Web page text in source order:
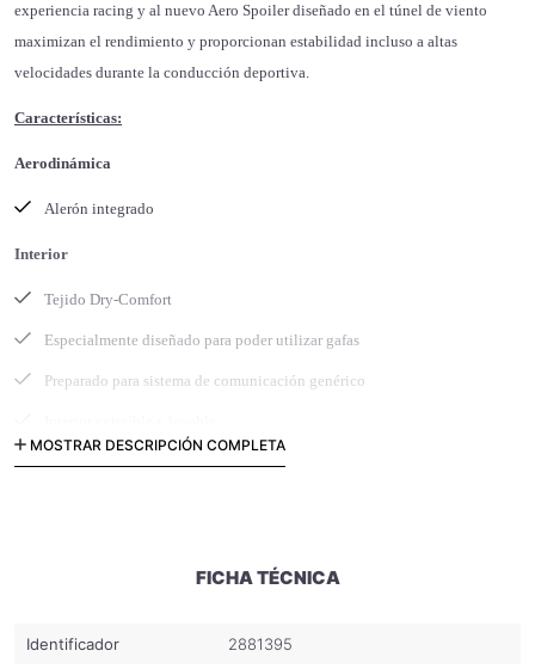
experiencia racing y al nuevo Aero Spoiler diseñado en el túnel de viento
maximizan el rendimiento y proporcionan estabilidad incluso a altas
velocidades durante la conducción deportiva.
Características:
Aerodinámica
Alerón integrado
Interior
Tejido Dry-Comfort
Especialmente diseñado para poder utilizar gafas
Preparado para sistema de comunicación genérico
Protector de nariz desmontable
Calota
MOSTRAR DESCRIPCIÓN COMPLETA
FICHA TÉCNICA
Identificador 2881395